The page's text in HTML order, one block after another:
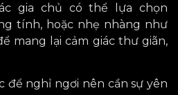
gia chủ có thể lựa chọn
tính, hoặc nhẹ nhàng như
mang lại cảm giác thư giãn,
để nghỉ ngơi nên cần sự yên